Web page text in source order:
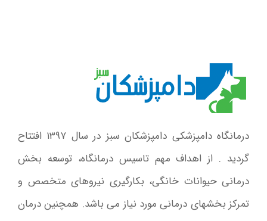
درمانگاه دامپزشکی دامپزشکان سبز در سال ۱۳۹۷ افتتاح
گردید . از اهداف مهم تاسیس درمانگاه، توسعه بخش
درمانی حیوانات خانگی، بکارگیری نیروهای متخصص و
تمرکز بخشهای درمانی مورد نیاز می باشد. همچنین درمان